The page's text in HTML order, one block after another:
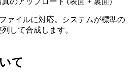
ァイルに対応。システムが標準の
して合成します。
て